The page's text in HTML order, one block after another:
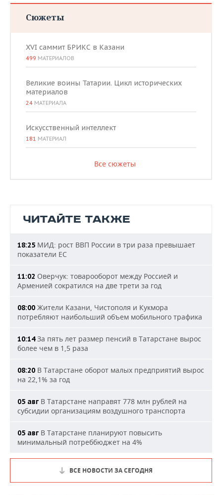
Сюжеты
XVI саммит БРИКС в Казани
499 МАТЕРИАЛОВ
Великие воины Татарии. Цикл исторических
материалов
24 МАТЕРИАЛА
Искусственный интеллект
181 МАТЕРИАЛ
Все сюжеты
ЧИТАЙТЕ ТАКЖЕ
18:25 МИД: рост ВВП России в три раза превышает
показатели ЕС
11:02 Оверчук: товарооборот между Россией и
Арменией сократился на две трети за год
08:00 Жители Казани, Чистополя и Кукмора
потребляют наибольший объем мобильного трафика
10:14За пять лет размер пенсий в Татарстане вырос
более чем в 1,5 раза
08:20 В Татарстане оборот малых предприятий вырос
на 22,1% за год
05 авг В Татарстане направят 778 млн рублей на
субсидии организациям воздушного транспорта
05 авг В Татарстане планируют повысить
минимальный потреббюджет на 4%
ВСЕ НОВОСТИ ЗА СЕГОДНЯ